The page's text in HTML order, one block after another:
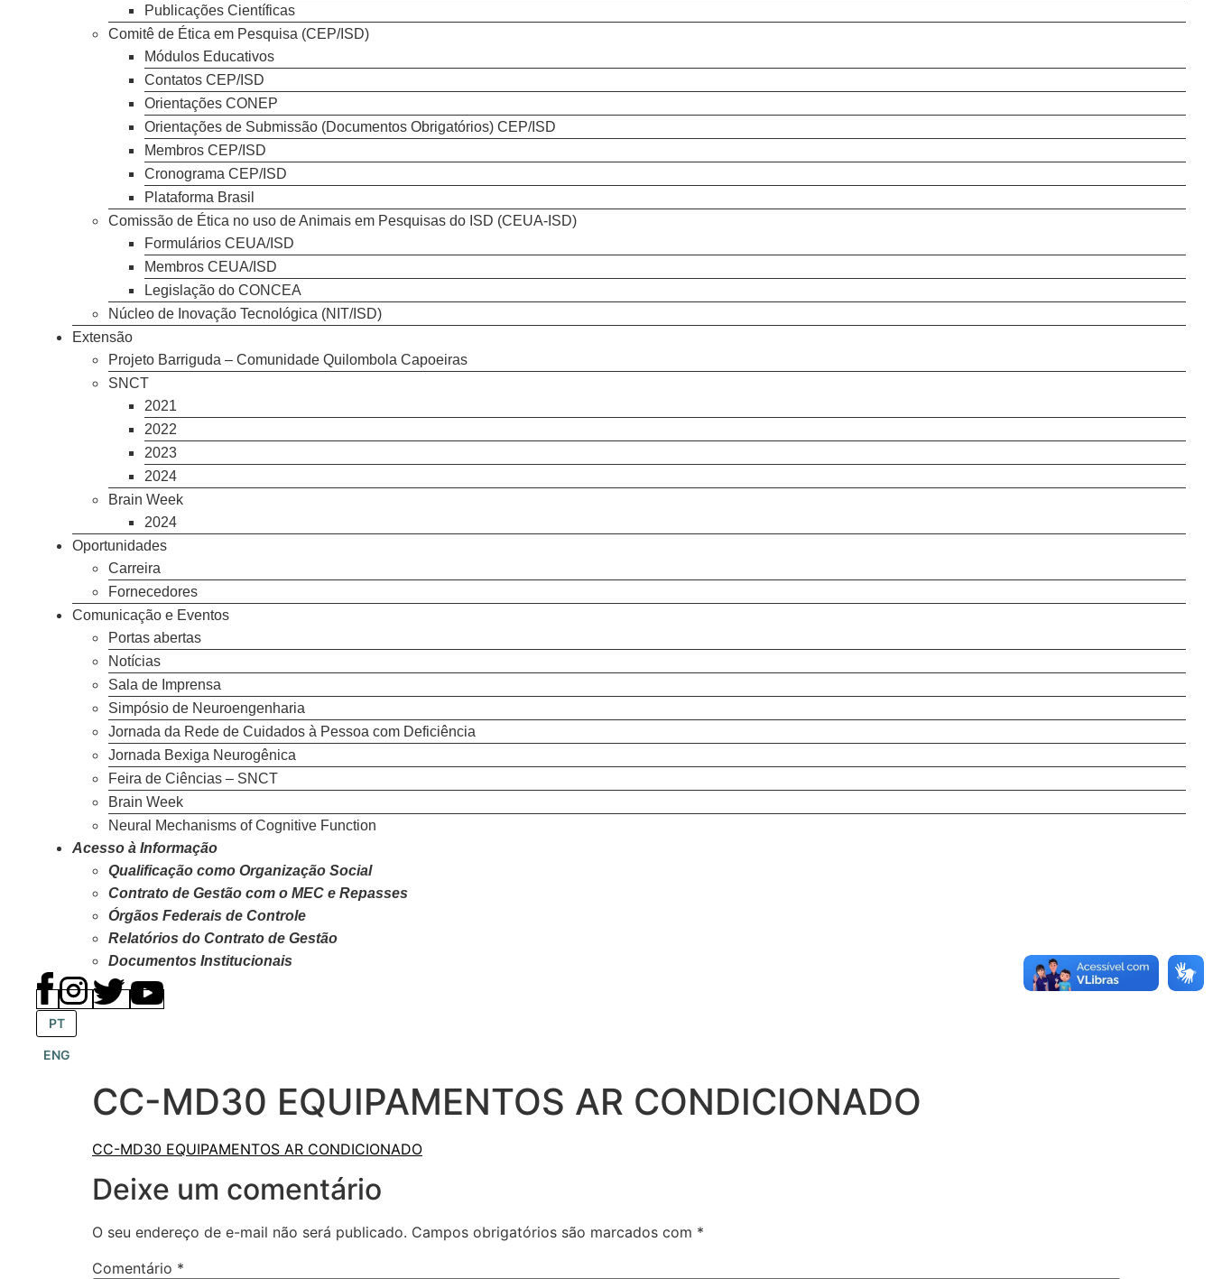
Publicações Científicas
Comitê de Ética em Pesquisa (CEP/ISD)
Módulos Educativos
Contatos CEP/ISD
Orientações CONEP
Orientações de Submissão (Documentos Obrigatórios) CEP/ISD
Membros CEP/ISD
Cronograma CEP/ISD
Plataforma Brasil
Comissão de Ética no uso de Animais em Pesquisas do ISD (CEUA-ISD)
Formulários CEUA/ISD
Membros CEUA/ISD
Legislação do CONCEA
Núcleo de Inovação Tecnológica (NIT/ISD)
Extensão
Projeto Barriguda – Comunidade Quilombola Capoeiras
SNCT
2021
2022
2023
2024
Brain Week
2024
Oportunidades
Carreira
Fornecedores
Comunicação e Eventos
Portas abertas
Notícias
Sala de Imprensa
Simpósio de Neuroengenharia
Jornada da Rede de Cuidados à Pessoa com Deficiência
Jornada Bexiga Neurogênica
Feira de Ciências – SNCT
Brain Week
Neural Mechanisms of Cognitive Function
Acesso à Informação
Qualificação como Organização Social
Contrato de Gestão com o MEC e Repasses
Órgãos Federais de Controle
Relatórios do Contrato de Gestão
Documentos Institucionais
PT
ENG
CC-MD30 EQUIPAMENTOS AR CONDICIONADO
CC-MD30 EQUIPAMENTOS AR CONDICIONADO
Deixe um comentário
O seu endereço de e-mail não será publicado. Campos obrigatórios são marcados com *
Comentário *